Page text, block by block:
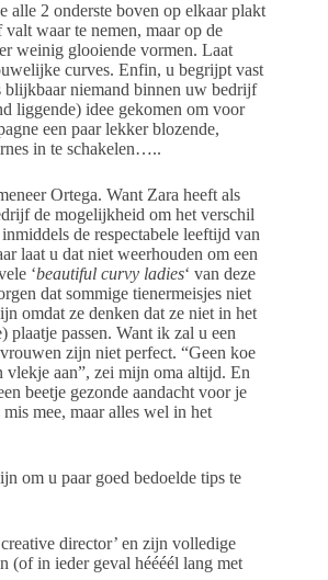
alle 2 onderste boven op elkaar plakt
waar te nemen, maar op de
weinig glooiende vormen. Laat
curves. Enfin, u begrijpt vast
blijkbaar niemand binnen uw bedrijf
liggende) idee gekomen om voor
een paar lekker blozende,
in te schakelen…..
Ortega. Want Zara heeft als
de mogelijkheid om het verschil
de respectabele leeftijd van
laat u dat niet weerhouden om een
‘beautiful curvy ladies‘ van deze
dat sommige tienermeisjes niet
omdat ze denken dat ze niet in het
plaatje passen. Want ik zal u een
zijn niet perfect. “Geen koe
vlekje aan”, zei mijn oma altijd. En
beetje gezonde aandacht voor je
mee, maar alles wel in het
om u paar goed bedoelde tips te
director’ en zijn volledige
(of in ieder geval héééél lang met